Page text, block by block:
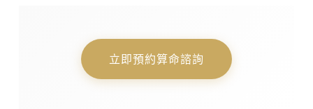
立即預約算命諮詢